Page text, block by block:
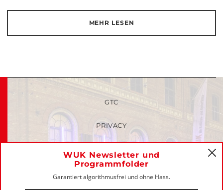
MEHR LESEN
WUK Newsletter und
Programmfolder
Garantiert algorithmusfrei und ohne Hass.
GTC
PRIVACY